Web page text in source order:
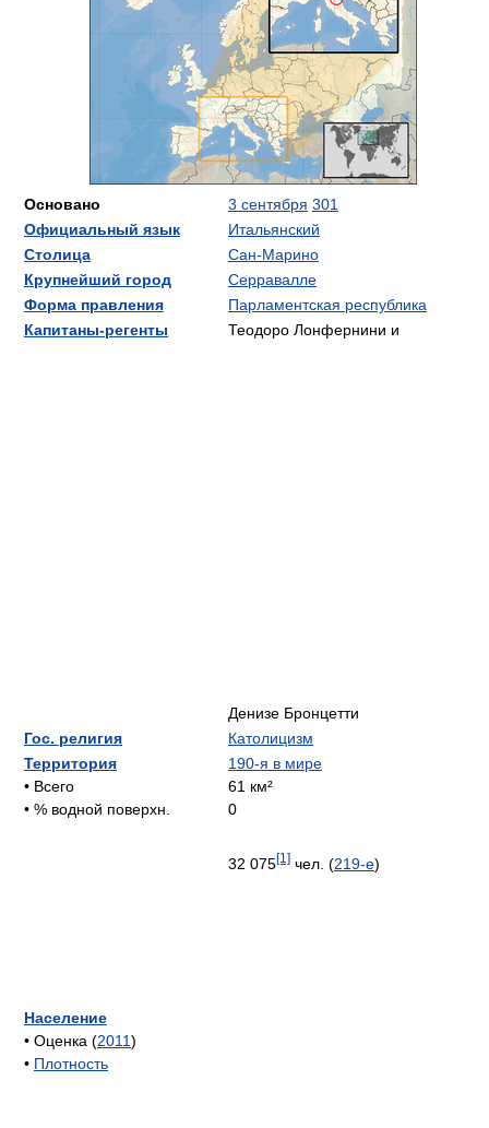
Основано 3 сентября 301
Официальный язык
Итальянский
Столица
Сан-Марино
Крупнейший город
Серравалле
Форма правления
Парламентская республика
Капитаны-регенты
Теодоро Лонфернини и
Денизе Бронцетти
Гос. религия
Католицизм
Территория
• Всего
• % водной поверхн.
190-я в мире
61 км²
0
Население
• Оценка (2011)
• Плотность
32 075[1] чел. (219-е)